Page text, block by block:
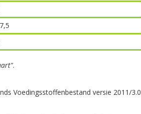
.
Voedingsstoffenbestand versie 2011/3.0